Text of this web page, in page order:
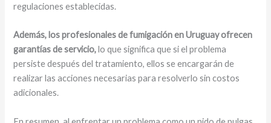
regulaciones establecidas.
Además, los profesionales de fumigación en Uruguay ofrecen
garantías de servicio,lo que significa que si el problema
persiste después del tratamiento, ellos se encargarán de
realizar las acciones necesarias para resolverlo sin costos
adicionales.